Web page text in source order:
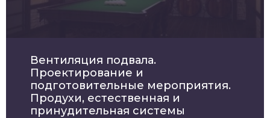
Вентиляция подвала.
Проектирование и
подготовительные мероприятия.
Продухи, естественная и
принудительная системы